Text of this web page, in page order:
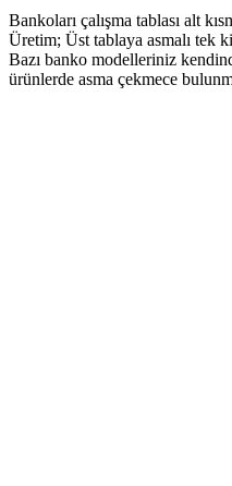
Bankoları çalışma tablası alt
Üretim; Üst tablaya asmalı tek
Bazı banko modelleriniz
ürünlerde asma çekmece